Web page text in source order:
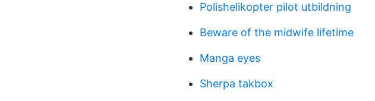
Polishelikopter pilot utbildning
Beware of the midwife lifetime
Manga eyes
Sherpa takbox